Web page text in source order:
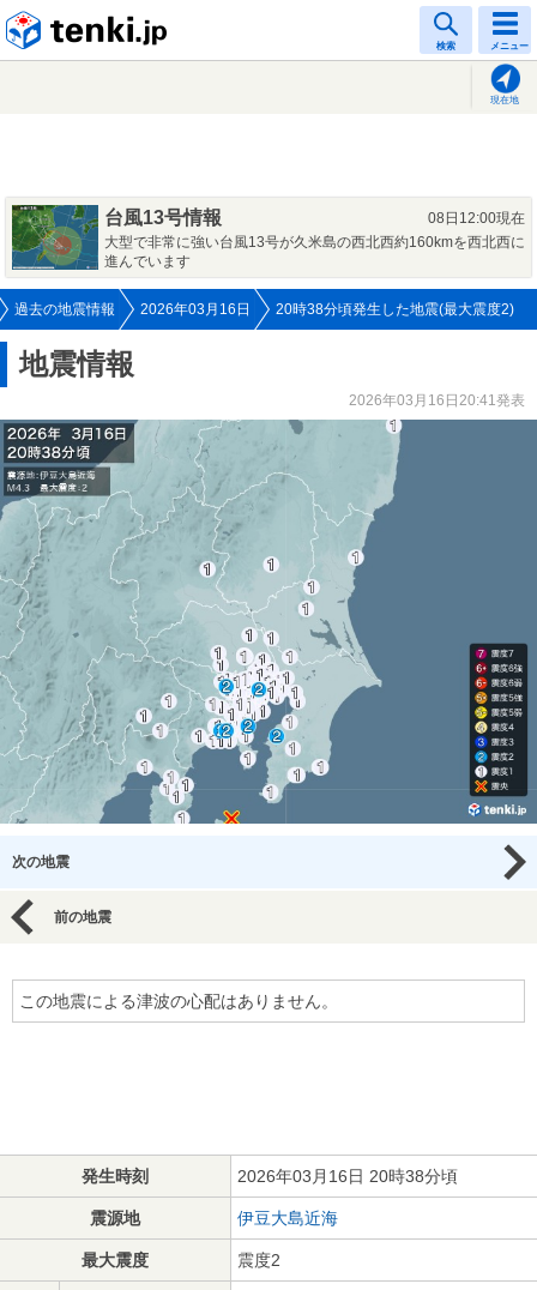
検索 メニュー
現在地
台風13号情報
08日12:00現在
大型で非常に強い台風13号が久米島の西北西約160kmを西北西に
進んでいます
過去の地震情報 2026年03月16日 20時38分頃発生した地震(最大震度2)
地震情報
2026年03月16日20:41発表
次の地震
前の地震
この地震による津波の心配はありません。
発生時刻 2026年03月16日 20時38分頃
震源地 伊豆大島近海
最大震度 震度2